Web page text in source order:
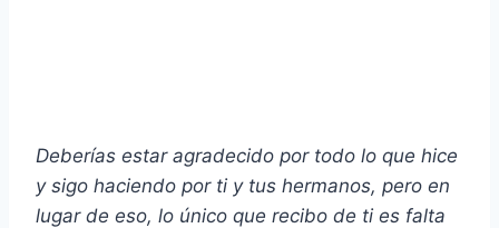
Deberías estar agradecido por todo lo que hice
y sigo haciendo por ti y tus hermanos, pero en
lugar de eso, lo único que recibo de ti es falta